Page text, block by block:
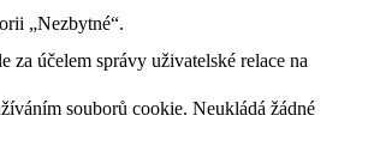
„Nezbytné“.
účelem správy uživatelské relace na
souborů cookie. Neukládá žádné